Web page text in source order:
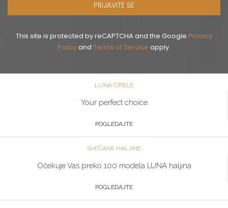
PRIJAVITE SE
This site is protected by reCAPTCHA and the Google Privacy
Policyand Terms of Service apply.
LUNA CIPELE
Your perfect choice
POGLEDAJTE
SVEČANE HALJINE
Očekuje Vas preko 100 modela LUNA haljina
POGLEDAJTE